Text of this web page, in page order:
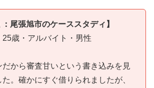
尾張旭市のケーススタディ】
歳・アルバイト・男性
だから審査甘いという書き込みを見
。確かにすぐ借りられましたが、